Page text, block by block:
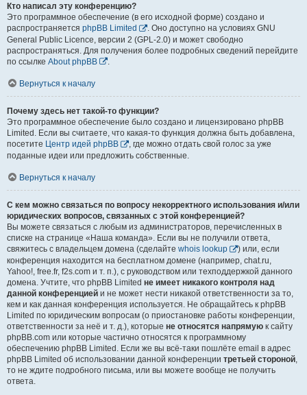
Кто написал эту конференцию?
Это программное обеспечение (в его исходной форме) создано и
распространяется phpBB Limited
. Оно доступно на условиях GNU
General Public Licence, версии 2 (GPL-2.0) и может свободно
распространяться. Для получения более подробных сведений перейдите
по ссылке About phpBB
Вернуться к началу
Почему здесь нет такой-то функции?
Это программное обеспечение было создано и лицензировано phpBB
Limited. Если вы считаете, что какая-то функция должна быть добавлена,
посетите Центр идей phpBB
, где можно отдать свой голос за уже
поданные идеи или предложить собственные.
Вернуться к началу
С кем можно связаться по вопросу некорректного использования и/или
юридических вопросов, связанных с этой конференцией?
Вы можете связаться с любым из администраторов, перечисленных в
списке на странице «Наша команда». Если вы не получили ответа,
свяжитесь с владельцем домена (сделайте whois lookup
) или, если
конференция находится на бесплатном домене (например, chat.ru,
Yahoo!, free.fr, f2s.com и т. п.), с руководством или техподдержкой данного
домена. Учтите, что phpBB Limited не имеет никакого контроля над
данной конференцией и не может нести никакой ответственности за то,
кем и как данная конференция используется. Не обращайтесь к phpBB
Limited по юридическим вопросам (о приостановке работы конференции,
ответственности за неё и т. д.), которые не относятся напрямую к сайту
phpBB.com или которые частично относятся к программному
обеспечению phpBB Limited. Если же вы всё-таки пошлёте email в адрес
phpBB Limited об использовании данной конференции третьей стороной,
то не ждите подробного письма, или вы можете вообще не получить
ответа.